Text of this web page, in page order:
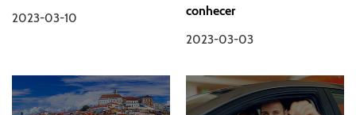
2023-03-10
conhecer
2023-03-03